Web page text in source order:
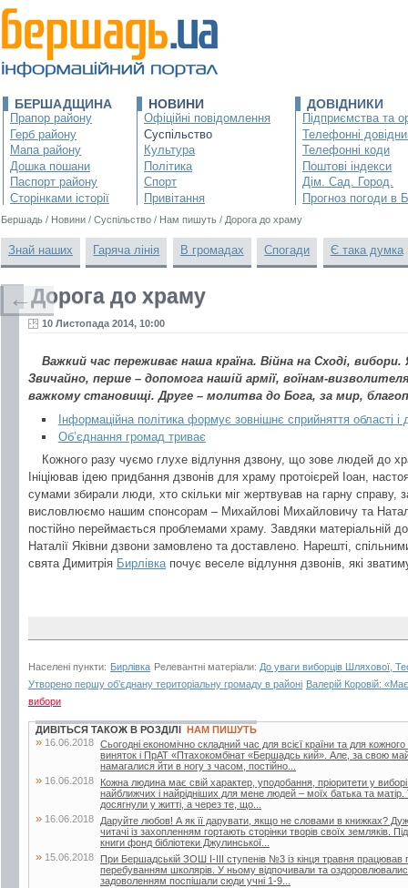
БЕРШАДЩИНА
Прапор району
Герб району
Мапа району
Дошка пошани
Паспорт району
Сторінками історії
НОВИНИ
Офіційні повідомлення
Суспільство
Культура
Політика
Спорт
Привітання
ДОВІДНИКИ
Підприємства та
Телефонні
Телефонні коди
Поштові індекси
Дім. Сад. Город.
Прогноз погоди в
Бершадь / Новини / Суспільство / Нам пишуть / Дорога до храму
Знай наших Гаряча лінія В громадах Спогади Є така думка
Дорога до храму
10 Листопада 2014, 10:00
Важкий час переживає наша країна. Війна на Сході,
Звичайно, перше – допомога нашій армії, воїнам-
важкому становищі. Друге – молитва до Бога, за мир,
Інформаційна політика формує зовнішнє сприйняття області
Об’єднання громад триває
Кожного разу чуємо глухе відлуння дзвону, що зове людей до
Ініціював ідею придбання дзвонів для храму протоієрей Іоан,
сумами збирали люди, хто скільки міг жертвував на гарну справу,
висловлюємо нашим спонсорам – Михайлові Михайловичу та
постійно переймається проблемами храму. Завдяки матеріальній
Наталії Яківни дзвони замовлено та доставлено. Нарешті,
свята Димитрія Бирлівкапочує веселе відлуння дзвонів, які
Населені пункти: Бирлівка Релевантні матеріали: До уваги виборців Шляхової,
Утворено першу об’єднану територіальну громаду в районі Валерій Коровій:
вибори
←
ДИВІТЬСЯ ТАКОЖ В РОЗДІЛІ НАМ ПИШУТЬ
» 16.06.2018 Сьогодні економічно складний час для всієї країни та для
виняток і ПрАТ «Птахокомбінат «Бершадсь кий». Але, за свою
намагалися йти в ногу з часом, постійно...
» 16.06.2018
Кожна людина має свій характер, уподобання, пріоритети у
найближчих і найрідніших для мене людей – моїх батька та
досягнули у житті, а через те, що...
» 16.06.2018
Даруйте любов! А як її дарувати, якщо не словами в книжках?
читачі із захопленням гортають сторінки творів своїх земляків.
книги фонд бібліотеки Джулинської...
» 15.06.2018
При Бершадській ЗОШ І-ІІІ ступенів №3 із кінця травня
перебуванням школярів. У ньому відпочивали та
задоволенням поспішали сюди учні 1-9...